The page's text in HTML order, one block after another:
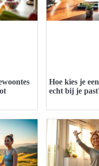
Hoe kies je
echt bij je